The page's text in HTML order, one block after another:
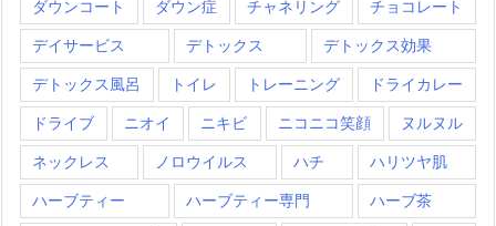
ダウンコート ダウン症 チャネリング チョコレート
デイサービス デトックス デトックス効果
デトックス風呂 トイレ トレーニング ドライカレー
ドライブ ニオイ ニキビ ニコニコ笑顔 ヌルヌル
ネックレス ノロウイルス ハチ ハリツヤ肌
ハーブティー ハーブティー専門 ハーブ茶